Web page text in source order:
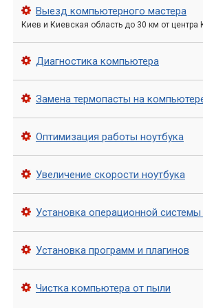
Добавление
Недостаток оперативной памяти
диске, что значительно замедляет
Проверьте тип вашей текущей
Узнайте максимально
Убедитесь, что есть свободные
Оптимизация
Выезд компьютерного мастера
Киев и Киевская область до 30 км от центра
Диагностика компьютера
Замена термопасты на
Оптимизация работы ноутбука
Увеличение скорости ноутбука
Установка операционной
Установка программ и плагинов
Чистка компьютера от пыли